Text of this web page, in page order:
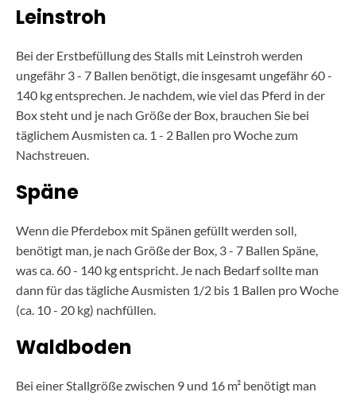
Leinstroh
Bei der Erstbefüllung des Stalls mit Leinstroh werden
ungefähr 3 - 7 Ballen benötigt, die insgesamt ungefähr 60 -
140 kg entsprechen. Je nachdem, wie viel das Pferd in der
Box steht und je nach Größe der Box, brauchen Sie bei
täglichem Ausmisten ca. 1 - 2 Ballen pro Woche zum
Nachstreuen.
Späne
Wenn die Pferdebox mit Spänen gefüllt werden soll,
benötigt man, je nach Größe der Box, 3 - 7 Ballen Späne,
was ca. 60 - 140 kg entspricht. Je nach Bedarf sollte man
dann für das tägliche Ausmisten 1/2 bis 1 Ballen pro Woche
(ca. 10 - 20 kg) nachfüllen.
Waldboden
Bei einer Stallgröße zwischen 9 und 16 m² benötigt man